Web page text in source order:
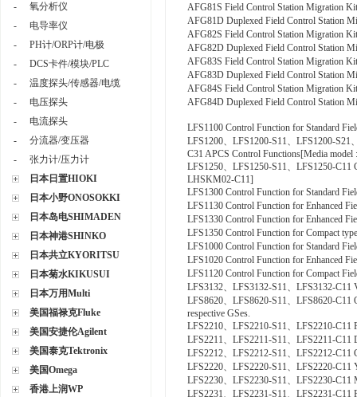
-
氧分析仪
-
电导率仪
-
PH计/ORP计/电极
-
DCS卡件/模块/PLC
-
温度探头/传感器/电缆
-
电压探头
-
电流探头
-
分流器/变压器
-
张力计/压力计
日本日置HIOKI
日本小野ONOSOKKI
日本岛电SHIMADEN
日本神港SHINKO
日本共立KYORITSU
日本菊水KIKUSUI
日本万用Multi
美国福禄克Fluke
美国安捷伦Agilent
美国泰克Tektronix
美国Omega
香港上润WP
AFG81S Field Control Station Migration
AFG81D Duplexed Field Control Station
AFG82S Field Control Station Migration
AFG82D Duplexed Field Control Station
AFG83S Field Control Station Migration
AFG83D Duplexed Field Control Station
AFG84S Field Control Station Migration
AFG84D Duplexed Field Control Station
LFS1100 Control Function for Standard
LFS1200、LFS1200-S11、LFS1200-S21
C31 APCS Control Functions[Media
LFS1250、LFS1250-S11、LFS1250-C11
LHSKM02-C11]
LFS1300 Control Function for Standard
LFS1130 Control Function for Enhanced
LFS1330 Control Function for Enhanced
LFS1350 Control Function for Compact
LFS1000 Control Function for Standard
LFS1020 Control Function for Enhanced
LFS1120 Control Function for Compact
LFS3132、LFS3132-S11、LFS3132-C11
LFS8620、LFS8620-S11、LFS8620-C11
respective GSes.
LFS2210、LFS2210-S11、LFS2210-
LFS2211、LFS2211-S11、LFS2211-
LFS2212、LFS2212-S11、LFS2212-C11
LFS2220、LFS2220-S11、LFS2220-C11
LFS2230、LFS2230-S11、LFS2230-C11
LFS2231、LFS2231-S11、LFS2231-C11